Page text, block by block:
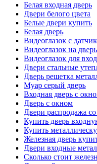
Белая входная дверь
Двери белого цвета
Белые двери купить
Белая дверь
Видеоглазок с
Видеоглазок на дверь
Видеоглазок для
Двери стальные
Дверь решетка
Муар серый дверь
Входная дверь с
Дверь с окном
Двери распродажа со
Купить дверь
Купить
Железная дверь
Двери входные
Сколько стоит